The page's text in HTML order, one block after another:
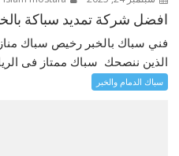
افضل شركة تمديد سباكة بالخبر
فني سباك بالخبر رخيص سباك
الذين ننصحك سباك ممتاز فى
سباك الدمام والخبر